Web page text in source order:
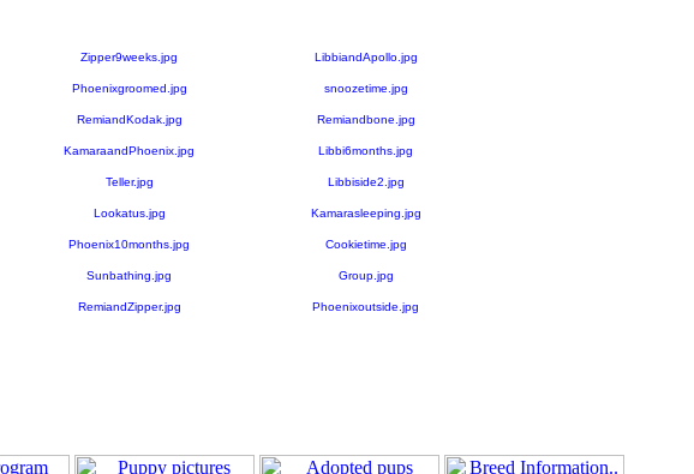
Zipper9weeks.jpg LibbiandApollo.jpg
Phoenixgroomed.jpg snoozetime.jpg
RemiandKodak.jpg Remiandbone.jpg
KamaraandPhoenix.jpg Libbi6months.jpg
Teller.jpg Libbiside2.jpg
Lookatus.jpg Kamarasleeping.jpg
Phoenix10months.jpg Cookietime.jpg
Sunbathing.jpg Group.jpg
RemiandZipper.jpg Phoenixoutside.jpg